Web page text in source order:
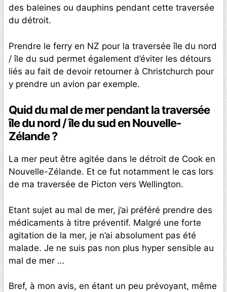
des baleines ou dauphins pendant cette traversée
du détroit.
Prendre le ferry en NZ pour la traversée île du nord
/ île du sud permet également d’éviter les détours
liés au fait de devoir retourner à Christchurch pour
y prendre un avion par exemple.
Quid du mal de mer pendant la traversée
île du nord / île du sud en Nouvelle-
Zélande ?
La mer peut être agitée dans le détroit de Cook en
Nouvelle-Zélande. Et ce fut notamment le cas lors
de ma traversée de Picton vers Wellington.
Etant sujet au mal de mer, j’ai préféré prendre des
médicaments à titre préventif. Malgré une forte
agitation de la mer, je n’ai absolument pas été
malade. Je ne suis pas non plus hyper sensible au
mal de mer …
Bref, à mon avis, en étant un peu prévoyant, même